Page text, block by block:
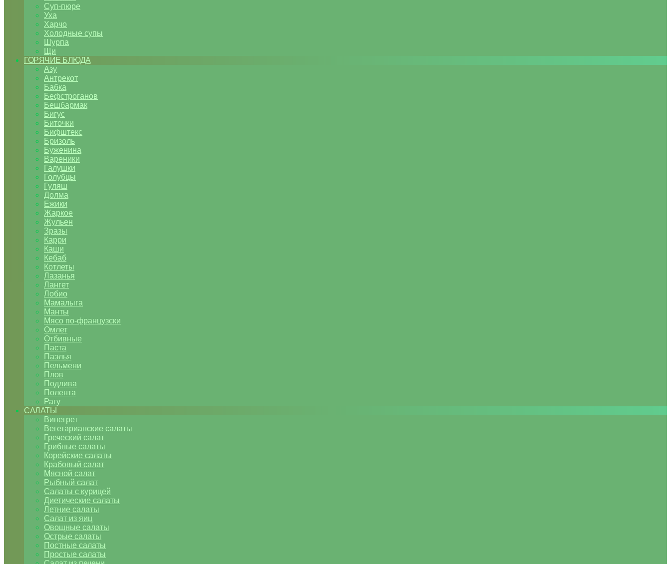
Суп-пюре
Уха
Харчо
Холодные супы
Шурпа
Щи
ГОРЯЧИЕ БЛЮДА
Азу
Антрекот
Бабка
Бефстроганов
Бешбармак
Бигус
Биточки
Бифштекс
Бризоль
Буженина
Вареники
Галушки
Голубцы
Гуляш
Долма
Ежики
Жаркое
Жульен
Зразы
Карри
Каши
Кебаб
Котлеты
Лазанья
Лангет
Лобио
Мамалыга
Манты
Мясо по-французски
Омлет
Отбивные
Паста
Паэлья
Пельмени
Плов
Подлива
Полента
Рагу
САЛАТЫ
Винегрет
Вегетарианские салаты
Греческий салат
Грибные салаты
Корейские салаты
Крабовый салат
Мясной салат
Рыбный салат
Салаты с курицей
Диетические салаты
Летние салаты
Салат из яиц
Овощные салаты
Острые салаты
Постные салаты
Простые салаты